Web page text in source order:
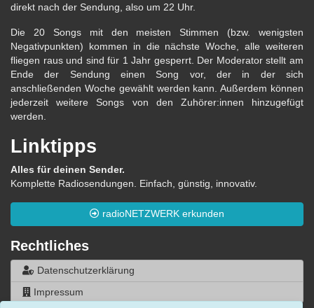
direkt nach der Sendung, also um 22 Uhr.
Die 20 Songs mit den meisten Stimmen (bzw. wenigsten
Negativpunkten) kommen in die nächste Woche, alle weiteren
fliegen raus und sind für 1 Jahr gesperrt. Der Moderator stellt am
Ende der Sendung einen Song vor, der in der sich
anschließenden Woche gewählt werden kann. Außerdem können
jederzeit weitere Songs von den Zuhörer:innen hinzugefügt
werden.
Linktipps
Alles für deinen Sender.
Komplette Radiosendungen. Einfach, günstig, innovativ.
radioNETZWERK erkunden
Rechtliches
Datenschutzerklärung
Impressum